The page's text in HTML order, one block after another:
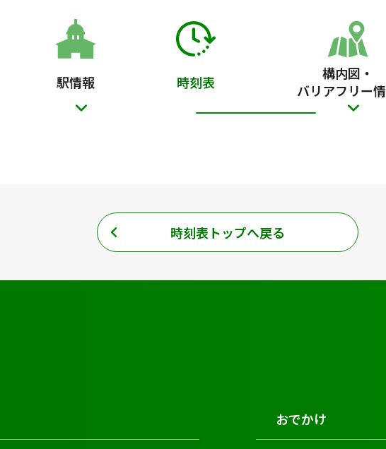
駅情報 時刻表
構内図・
バリアフリー
時刻表トップへ戻る
おでかけ